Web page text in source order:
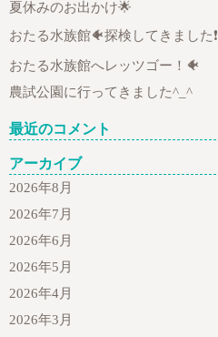
夏休みのお出かけ🌟
おたる水族館🐠探検してきました❗
おたる水族館へレッツゴー！🐠
農試公園に行ってきました^_^
最近のコメント
アーカイブ
2026年8月
2026年7月
2026年6月
2026年5月
2026年4月
2026年3月